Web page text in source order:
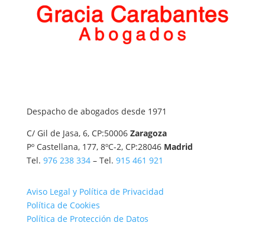
Despacho de abogados desde 1971
C/ Gil de Jasa, 6, CP:50006 Zaragoza
Pº Castellana, 177, 8ºC-2, CP:28046 Madrid
Tel. 976 238 334– Tel. 915 461 921
Aviso Legal y Política de Privacidad
Política de Cookies
Política de Protección de Datos